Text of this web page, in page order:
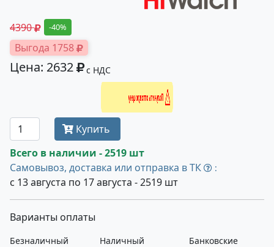
4390 -40%
Выгода 1758
Цена: 2632 с НДС
Получить оптовую цену
Купить
Всего в наличии - 2519 шт
Самовывоз, доставка или отправка в ТК
:
с 13 августа по 17 августа - 2519 шт
Варианты оплаты
Безналичный
Наличный
Банковские